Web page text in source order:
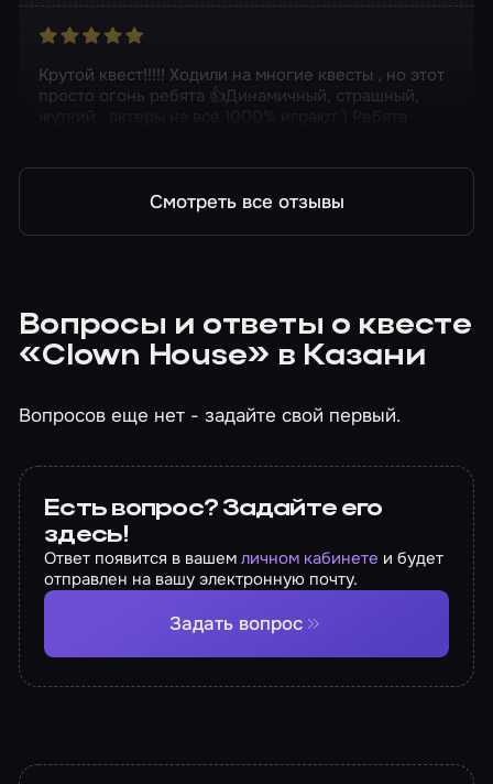
Крутой квест!!!!! Ходили на многие квесты , но этот
просто огонь ребята 👍Динамичный, страшный,
Смотреть все отзывы
Вопросы и ответы о квесте
«Clown House» в Казани
Вопросов еще нет - задайте свой первый.
Есть вопрос? Задайте его
здесь!
Ответ появится в вашемличном кабинете и будет
отправлен на вашу электронную почту.
Задать вопрос